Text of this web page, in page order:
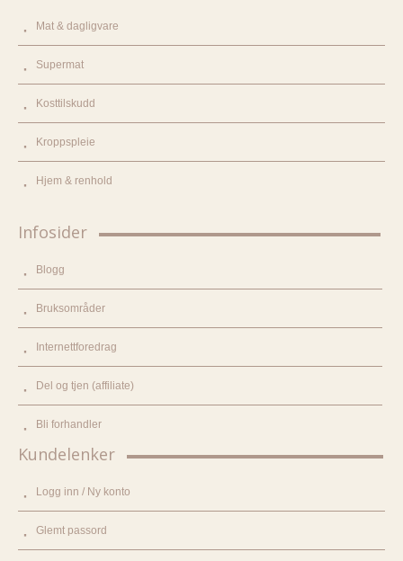
Mat & dagligvare
Supermat
Kosttilskudd
Kroppspleie
Hjem & renhold
Infosider
Blogg
Bruksområder
Internettforedrag
Del og tjen (affiliate)
Bli forhandler
Kundelenker
Logg inn / Ny konto
Glemt passord